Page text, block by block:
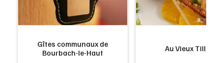
Gîtes communaux de
Bourbach-le-Haut
Au Vieux Tilleul